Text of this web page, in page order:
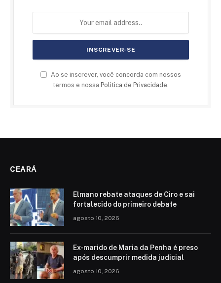
Ao se inscrever, você concorda com nossos
termos e nossa Politica de Privacidade.
CEARÁ
Elmano rebate ataques de Ciro e sai
fortalecido do primeiro debate
agosto 10, 2026
Ex-marido de Maria da Penha é preso
após descumprir medida judicial
agosto 10, 2026